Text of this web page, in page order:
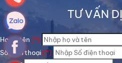
TƯ VẤN
Họ và tên(*)
Số điện thoại(*)